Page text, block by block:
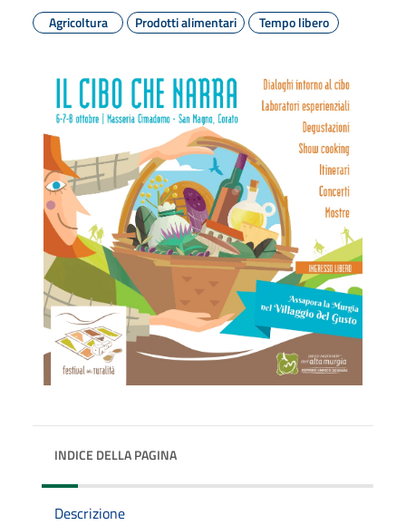
Agricoltura
Prodotti alimentari Tempo libero
INDICE DELLA PAGINA
Descrizione